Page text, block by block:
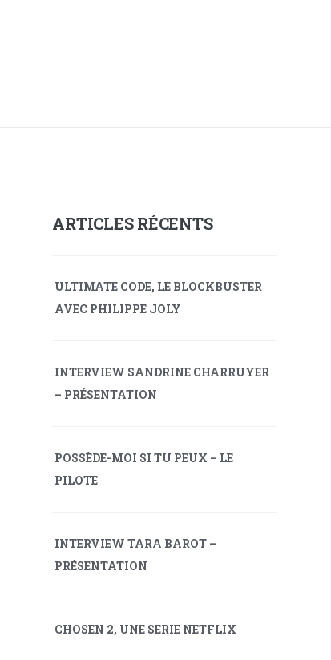
ARTICLES RÉCENTS
ULTIMATE CODE, LE BLOCKBUSTER
AVEC PHILIPPE JOLY
INTERVIEW SANDRINE CHARRUYER
– PRÉSENTATION
POSSÈDE-MOI SI TU PEUX – LE
PILOTE
INTERVIEW TARA BAROT –
PRÉSENTATION
CHOSEN 2, UNE SERIE NETFLIX